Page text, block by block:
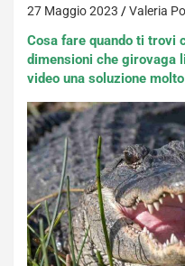
27 Maggio 2023 Valeria
Cosa fare quando ti trovi
dimensioni che girovaga
video una soluzione